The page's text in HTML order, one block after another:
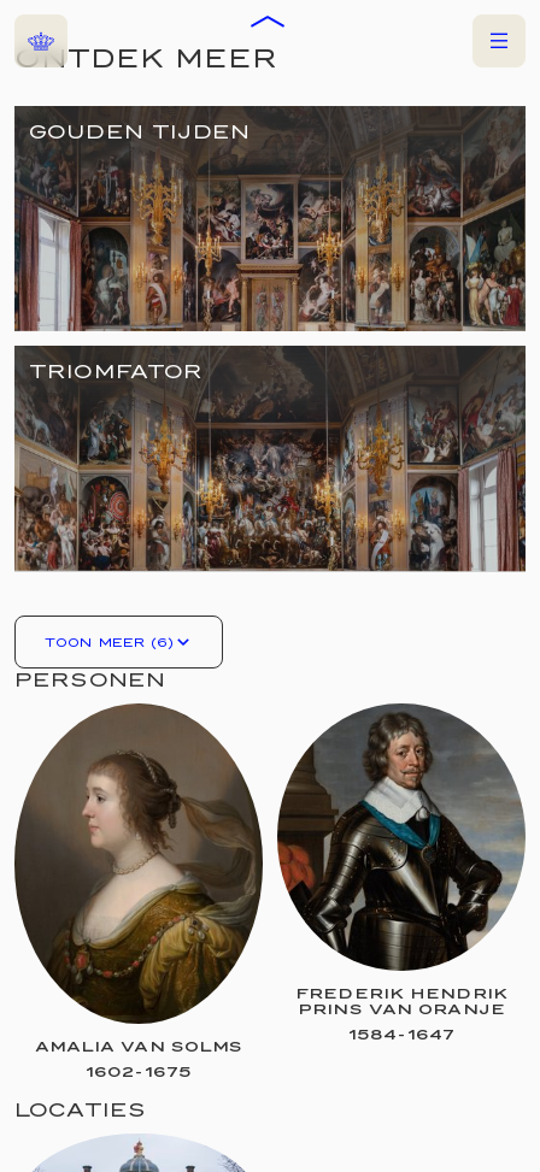
Home Menu
ONTDEK MEER
GOUDEN TIJDEN
TRIOMFATOR
TOON MEER (6)
PERSONEN
AMALIA VAN SOLMS
1602- 1675
FREDERIK HENDRIK
PRINS VAN ORANJE
1584- 1647
LOCATIES